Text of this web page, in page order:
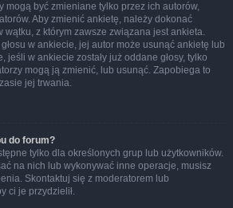
mogą być zmieniane tylko przez ich autorów,
Aby zmienić ankietę, należy dokonać
wątku, z którym zawsze związana jest ankieta.
w ankiecie, jej autor może usunąć ankietę lub
jeśli w ankiecie zostały już oddane głosy, tylko
mogą ją zmienić, lub usunąć. Zapobiega to
jej trwania.
do forum?
tylko dla określonych grup lub użytkowników.
na nich lub wykonywać inne operacje, musisz
Skontaktuj się z moderatorem lub
ci je przydzielił.